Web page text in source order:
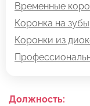
Временные
Коронка на зубы
Коронки из
Должность: